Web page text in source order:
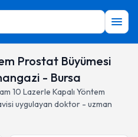
Prostat Büyümesi
- Bursa
10 Lazerle Kapalı Yöntem
uygulayan doktor - uzman